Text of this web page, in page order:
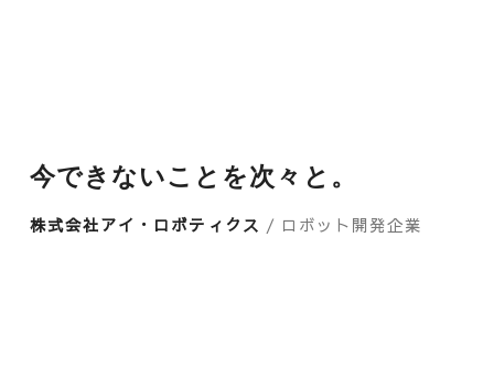
今できないことを次々と。
株式会社アイ・ロボティクス / ロボット開発企業